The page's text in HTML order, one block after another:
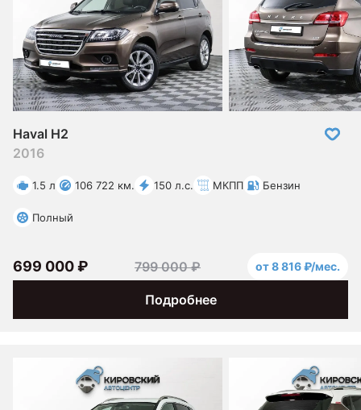
Haval H2
2016
1.5 л 106 722 км. 150 л.с. МКПП Бензин
Полный
Подробнее
699 000 ₽ 799 000 ₽ от 8 816 ₽/мес.